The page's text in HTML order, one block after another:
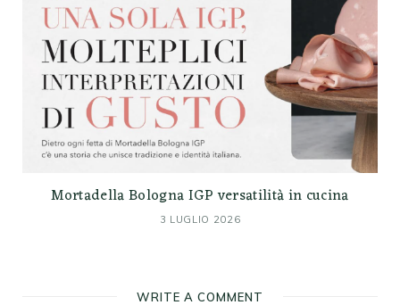
Mortadella Bologna IGP versatilità in cucina
3 LUGLIO 2026
WRITE A COMMENT